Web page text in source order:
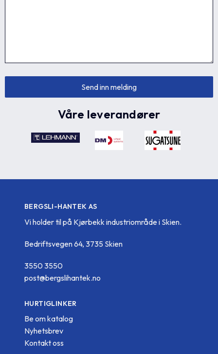
Våre leverandører
BERGSLI-HANTEK AS
Vi holder til på Kjørbekk industriområde i Skien.
Bedriftsvegen 64, 3735 Skien
3550 3550
post@bergslihantek.no
HURTIGLINKER
Be om katalog
Nyhetsbrev
Kontakt oss